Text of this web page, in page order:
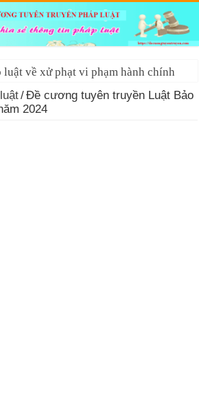
Luật Tiếp cận thông tin 2026
/Đề cương tuyên truyền Luật Bảo
2024